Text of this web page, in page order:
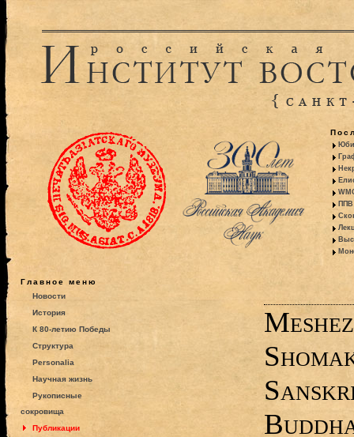
ППВ
Главное меню
Новости
История
К 80-летию Победы
Структура
Personalia
Научная жизнь
Рукописные
сокровища
Публикации